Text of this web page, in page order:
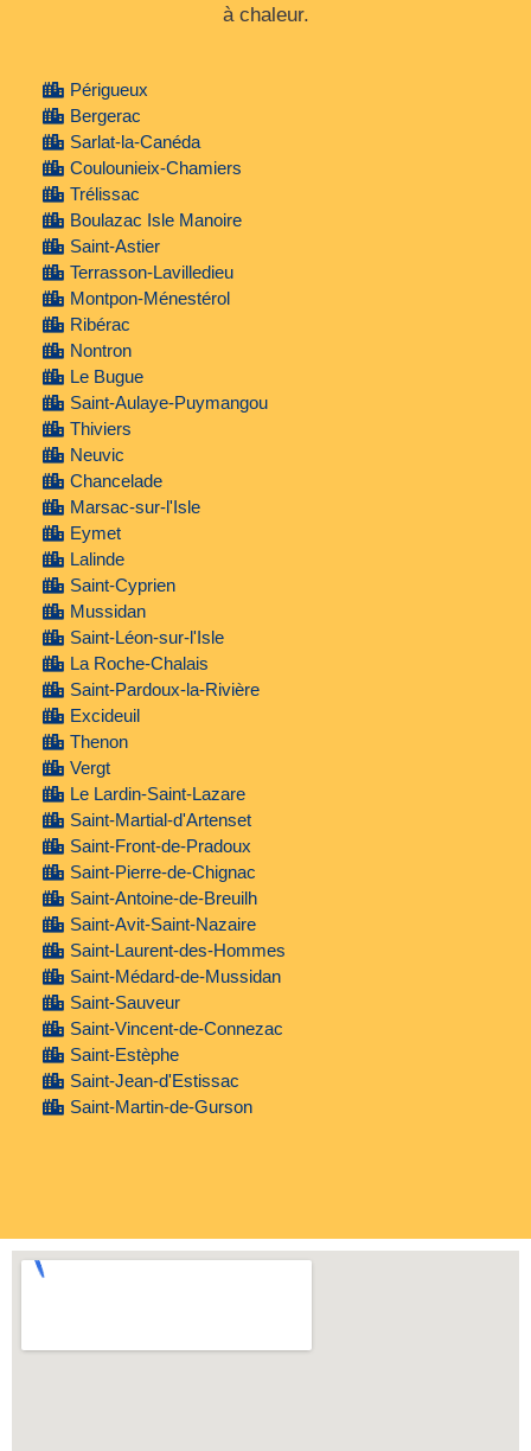
à chaleur.
Périgueux
Bergerac
Sarlat-la-Canéda
Coulounieix-Chamiers
Trélissac
Boulazac Isle Manoire
Saint-Astier
Terrasson-Lavilledieu
Montpon-Ménestérol
Ribérac
Nontron
Le Bugue
Saint-Aulaye-Puymangou
Thiviers
Neuvic
Chancelade
Marsac-sur-l'Isle
Eymet
Lalinde
Saint-Cyprien
Mussidan
Saint-Léon-sur-l'Isle
La Roche-Chalais
Saint-Pardoux-la-Rivière
Excideuil
Thenon
Vergt
Le Lardin-Saint-Lazare
Saint-Martial-d'Artenset
Saint-Front-de-Pradoux
Saint-Pierre-de-Chignac
Saint-Antoine-de-Breuilh
Saint-Avit-Saint-Nazaire
Saint-Laurent-des-Hommes
Saint-Médard-de-Mussidan
Saint-Sauveur
Saint-Vincent-de-Connezac
Saint-Estèphe
Saint-Jean-d'Estissac
Saint-Martin-de-Gurson